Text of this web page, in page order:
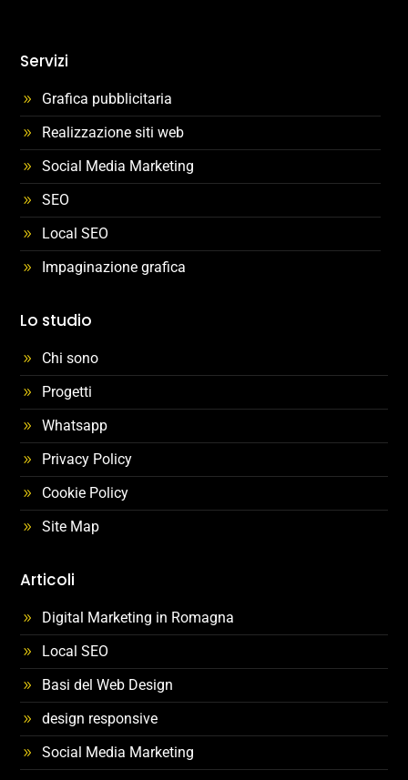
Servizi
Grafica pubblicitaria
Realizzazione siti web
Social Media Marketing
SEO
Local SEO
Impaginazione grafica
Lo studio
Chi sono
Progetti
Whatsapp
Privacy Policy
Cookie Policy
Site Map
Articoli
Digital Marketing in Romagna
Local SEO
Basi del Web Design
design responsive
Social Media Marketing